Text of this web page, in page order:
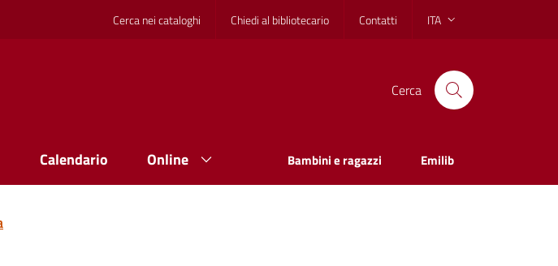
Cerca nei cataloghi Chiedi al bibliotecario Contatti ITA
Cerca
Calendario Online Bambini e ragazzi Emilib